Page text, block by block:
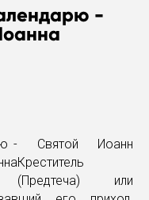
-
Святой Иоанн
Креститель
(Предтеча) или